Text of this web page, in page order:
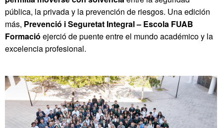
pública, la privada y la prevención de riesgos. Una edición
más, Prevenció i Seguretat Integral – Escola FUAB
Formació ejerció de puente entre el mundo académico y la
excelencia profesional.